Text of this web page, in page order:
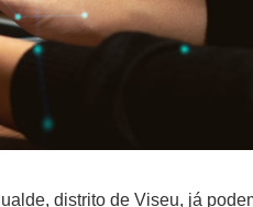
distrito de Viseu, já